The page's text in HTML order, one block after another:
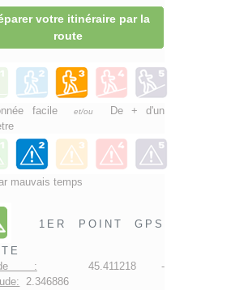
votre itinéraire par la
route
facileet/ou
De + d'un
mauvais temps
1ER POINT GPS
: 45.411218 -
2.346886